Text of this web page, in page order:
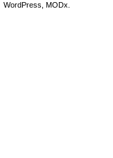
WordPress, MODx.